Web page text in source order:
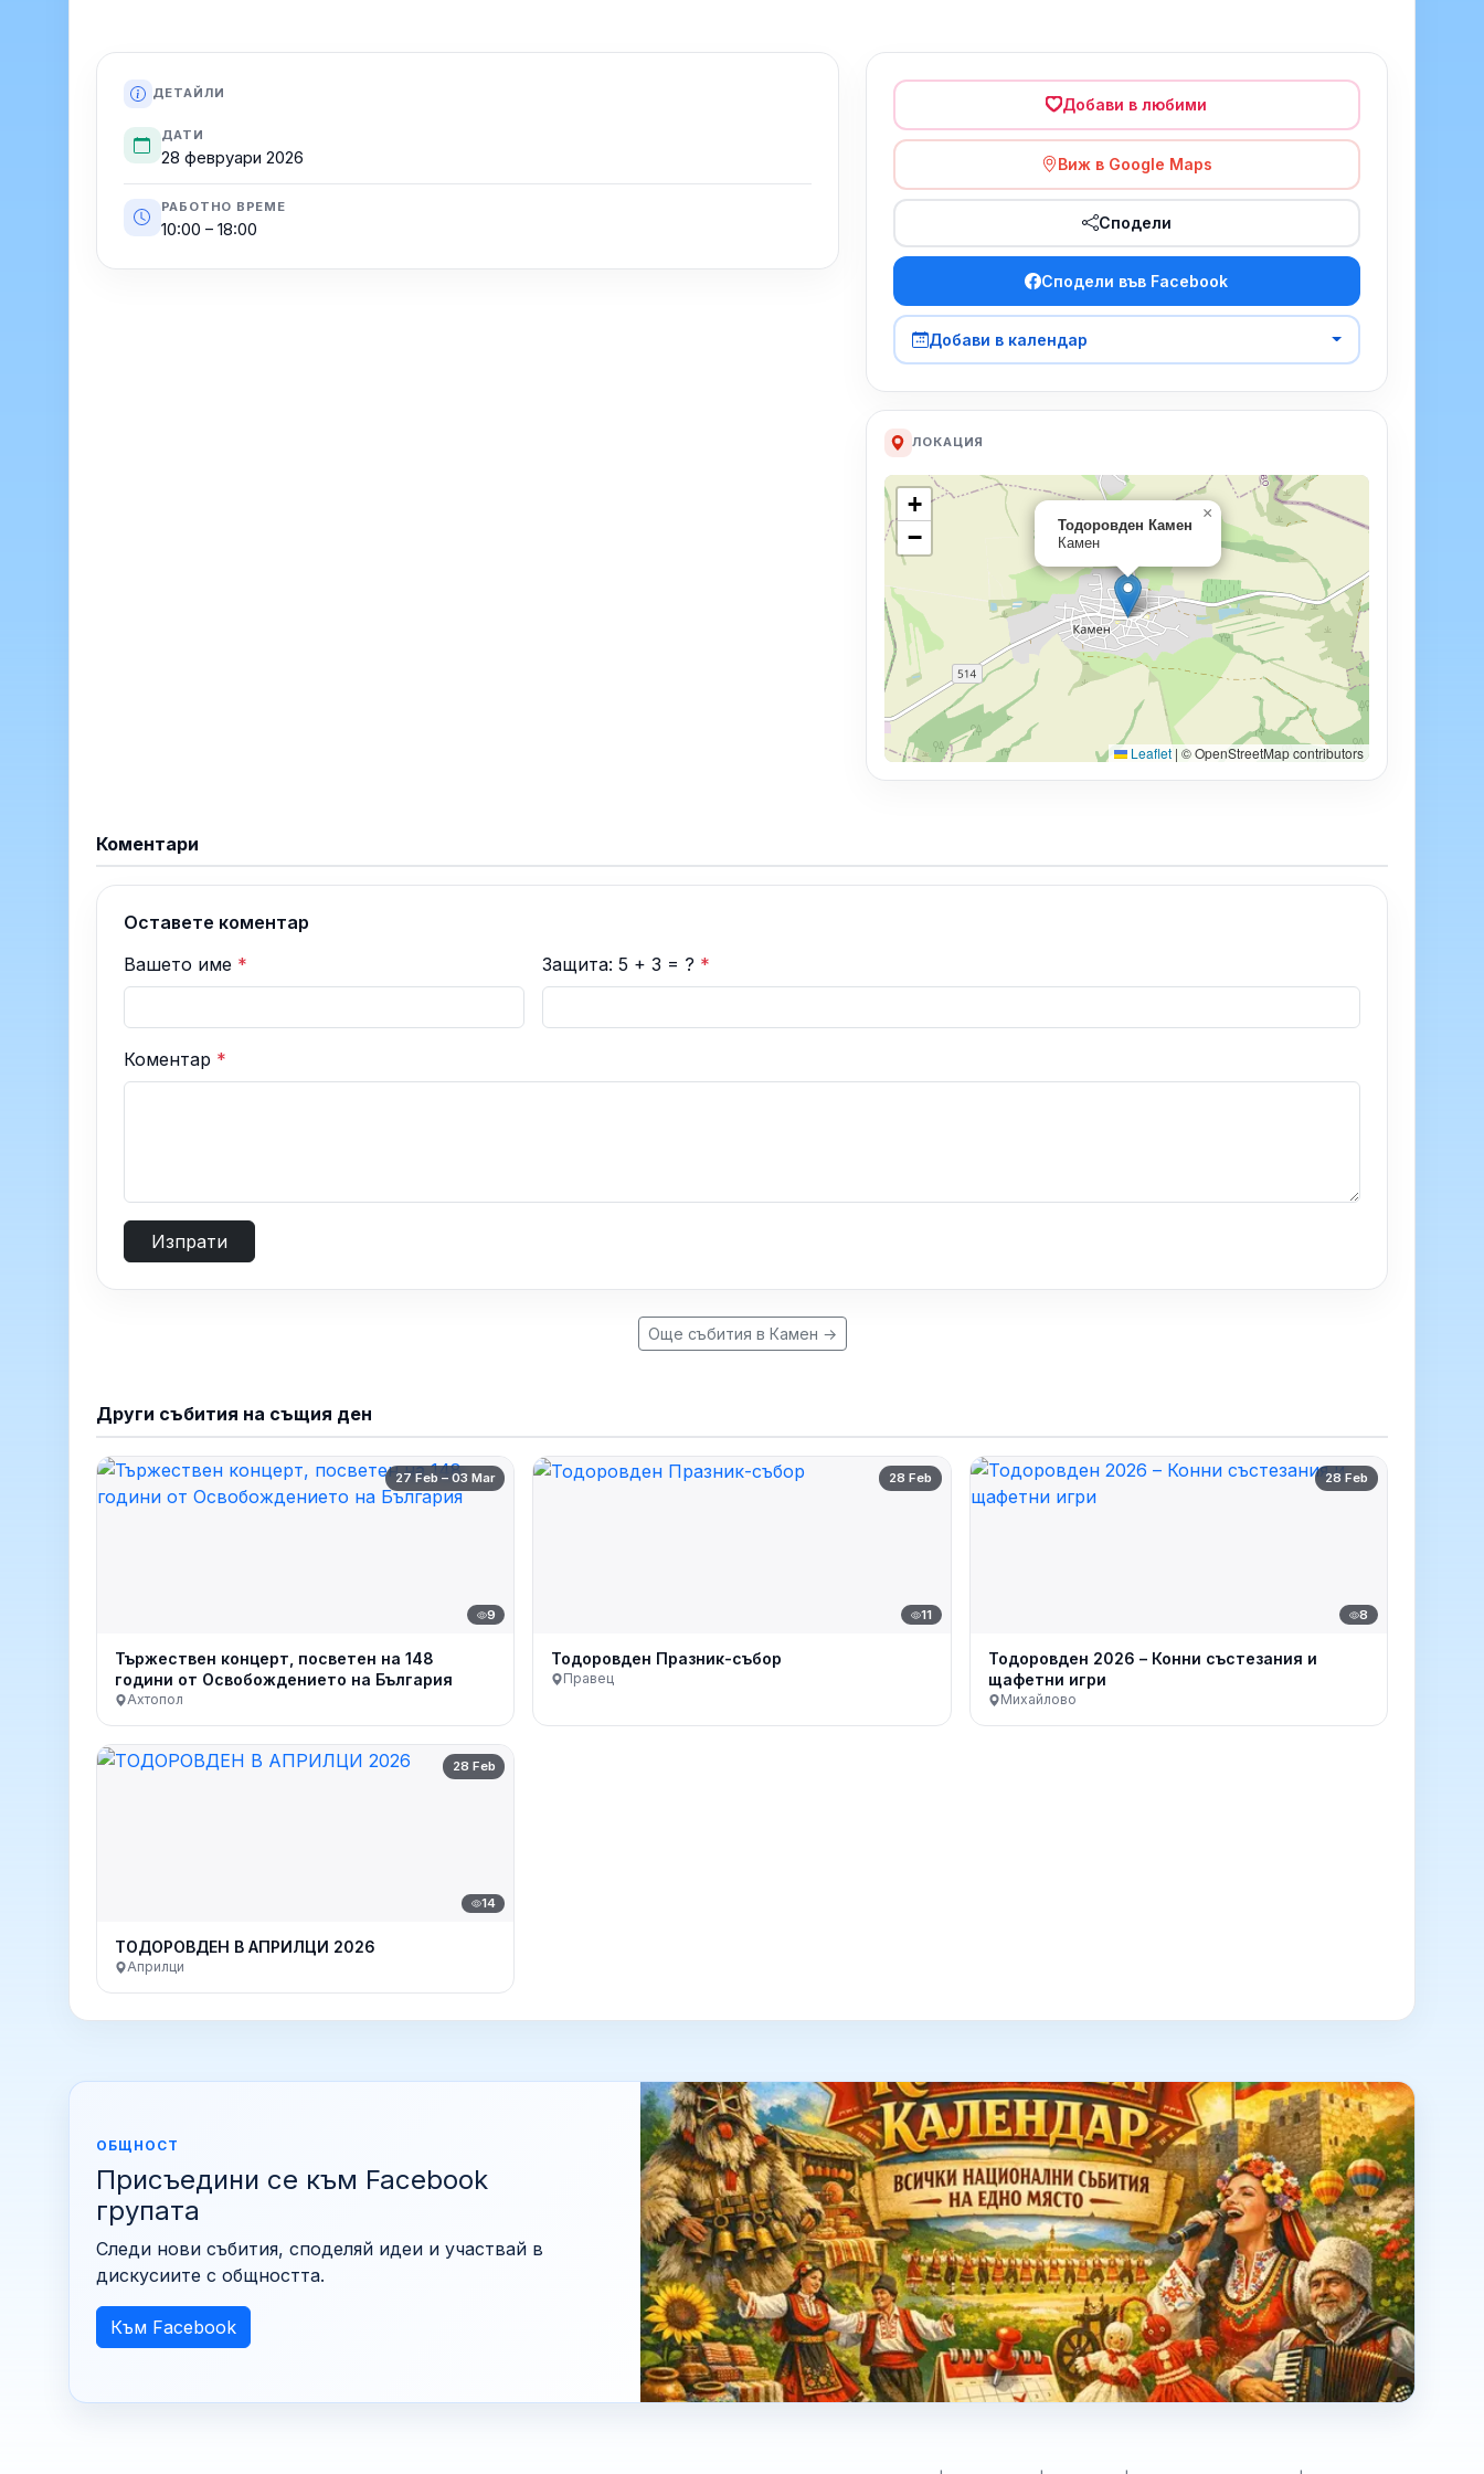
ДЕТАЙЛИ
ДАТИ
28 февруари 2026
РАБОТНО ВРЕМЕ
10:00 – 18:00
Добави в любими
Виж в Google Maps
Сподели
Сподели във Facebook
Добави в календар
ЛОКАЦИЯ
Тодоровден Камен
Камен
×
+
−
Leaflet | © OpenStreetMap contributors
Коментари
Оставете коментар
Вашето име * Защита: 5 + 3 = ? *
Коментар *
Изпрати
Още събития в Камен →
Други събития на същия ден
27 Feb – 03 Mar
9
Тържествен концерт, посветен на 148
години от Освобождението на България
Ахтопол
28 Feb
11
Тодоровден Празник-събор
Правец
28 Feb
8
Тодоровден 2026 – Конни състезания и
щафетни игри
Михайлово
28 Feb
14
ТОДОРОВДЕН В АПРИЛЦИ 2026
Априлци
ОБЩНОСТ
Присъедини се към Facebook
групата
Следи нови събития, споделяй идеи и участвай в
дискусиите с общността.
Към Facebook